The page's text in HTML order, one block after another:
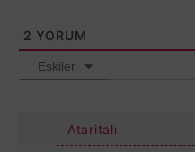
2 YORUM
Eskiler
Ataritalı